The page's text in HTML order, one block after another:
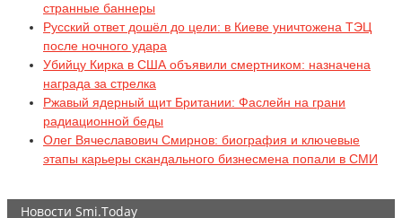
странные баннеры
Русский ответ дошёл до цели: в Киеве уничтожена ТЭЦ
после ночного удара
Убийцу Кирка в США объявили смертником: назначена
награда за стрелка
Ржавый ядерный щит Британии: Фаслейн на грани
радиационной беды
Олег Вячеславович Смирнов: биография и ключевые
этапы карьеры скандального бизнесмена попали в СМИ